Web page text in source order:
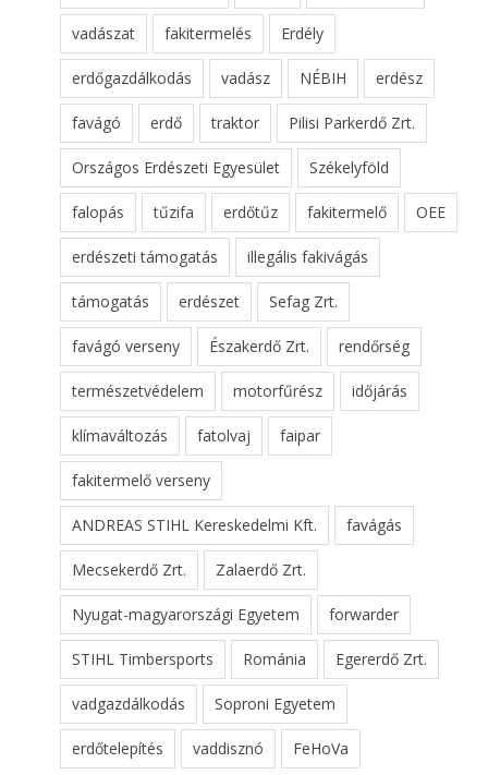
vadászat fakitermelés Erdély
erdőgazdálkodás vadász NÉBIH erdész
favágó erdő traktor Pilisi Parkerdő Zrt.
Országos Erdészeti Egyesület Székelyföld
falopás tűzifa erdőtűz fakitermelő OEE
erdészeti támogatás illegális fakivágás
támogatás erdészet Sefag Zrt.
favágó verseny Északerdő Zrt. rendőrség
természetvédelem motorfűrész időjárás
klímaváltozás fatolvaj faipar
fakitermelő verseny
ANDREAS STIHL Kereskedelmi Kft. favágás
Mecsekerdő Zrt. Zalaerdő Zrt.
Nyugat-magyarországi Egyetem forwarder
STIHL Timbersports Románia Egererdő Zrt.
vadgazdálkodás Soproni Egyetem
erdőtelepítés vaddisznó FeHoVa